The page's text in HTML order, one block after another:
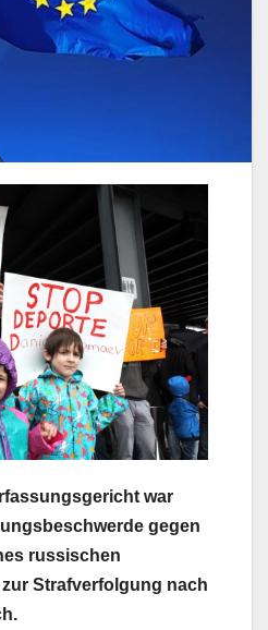
war
gegen
russischen
Strafverfolgung nach